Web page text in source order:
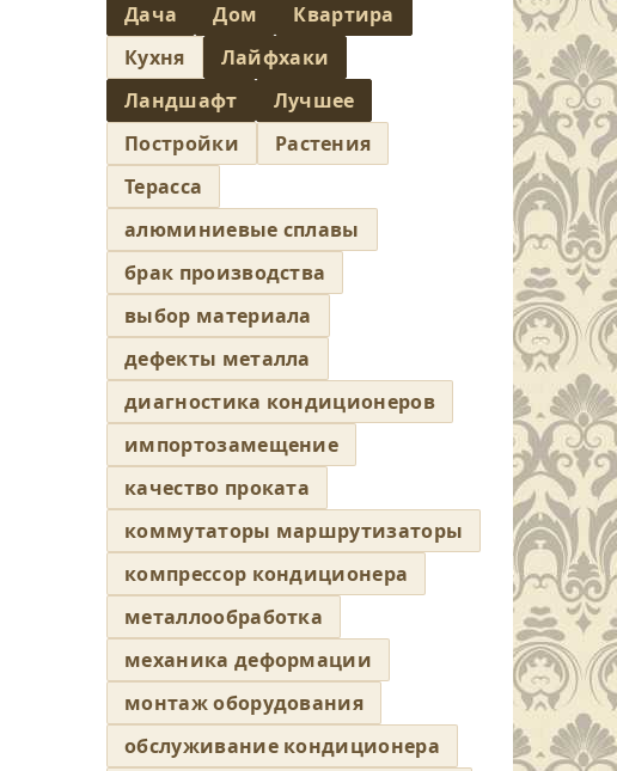
Дача
Дом
Квартира
Кухня
Лайфхаки
Ландшафт
Лучшее
Постройки
Растения
Терасса
алюминиевые сплавы
брак производства
выбор материала
дефекты металла
диагностика кондиционеров
импортозамещение
качество проката
коммутаторы маршрутизаторы
компрессор кондиционера
металлообработка
механика деформации
монтаж оборудования
обслуживание кондиционера